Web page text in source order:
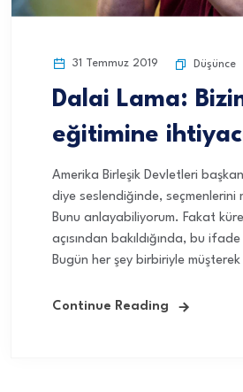
31 Temmuz 2019 Düşünce
Dalai Lama:
eğitimine
Amerika Birleşik Devletleri
diye seslendiğinde, seçmenlerini
Bunu anlayabiliyorum. Fakat
açısından bakıldığında, bu
Bugün her şey birbiriyle
Continue Reading